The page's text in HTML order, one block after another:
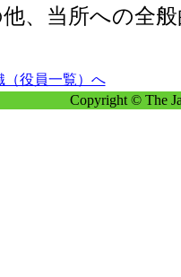
、当所への全
（役員一覧）へ
Copyright © The